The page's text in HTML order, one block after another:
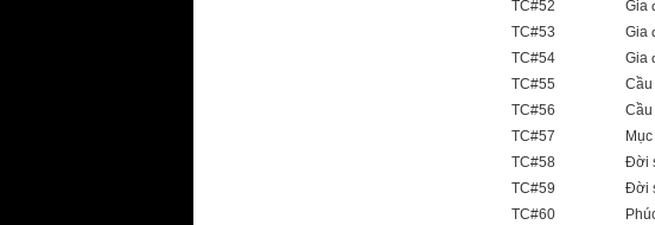
TC#52
Gia
TC#53
Gia
TC#54
Gia
TC#55
Cầu
TC#56
Cầu
TC#57
TC#58
Đời
TC#59
Đời
TC#60